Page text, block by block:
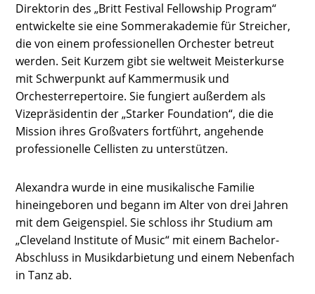
Direktorin des „Britt Festival Fellowship Program“
entwickelte sie eine Sommerakademie für Streicher,
die von einem professionellen Orchester betreut
werden. Seit Kurzem gibt sie weltweit Meisterkurse
mit Schwerpunkt auf Kammermusik und
Orchesterrepertoire. Sie fungiert außerdem als
Vizepräsidentin der „Starker Foundation“, die die
Mission ihres Großvaters fortführt, angehende
professionelle Cellisten zu unterstützen.
Alexandra wurde in eine musikalische Familie
hineingeboren und begann im Alter von drei Jahren
mit dem Geigenspiel. Sie schloss ihr Studium am
„Cleveland Institute of Music“ mit einem Bachelor-
Abschluss in Musikdarbietung und einem Nebenfach
in Tanz ab.